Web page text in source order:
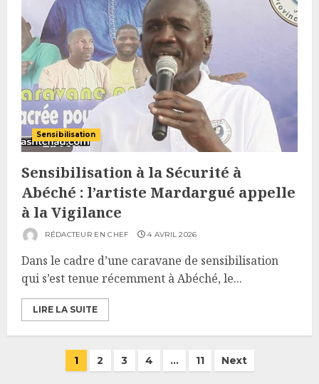
Sensibilisation
Sensibilisation à la Sécurité à
Abéché : l’artiste Mardargué appelle
à la Vigilance
RÉDACTEUR EN CHEF 4 AVRIL 2026
Dans le cadre d’une caravane de sensibilisation
qui s’est tenue récemment à Abéché, le...
LIRE LA SUITE
Pagination
1 2 3 4 … 11 Next